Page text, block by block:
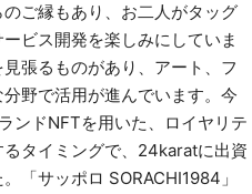
ご縁もあり、お二人がタッグ
ビス開発を楽しみにしていま
張るものがあり、アート、フ
野で活用が進んでいます。今
ンドNFTを用いた、ロイヤリテ
タイミングで、24karatに出資
「サッポロ SORACHI1984」